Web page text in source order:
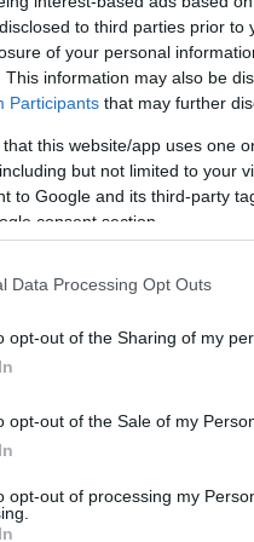
to third parties prior
of your personal
This information may also be
Participants that may further
that this website/app uses one
but not limited to your
to Google and its third-party
consent section.
Data Processing Opt Outs
opt-out of the Sharing of my
opt-out of the Sale of my
opt-out of processing my
as first-
one of the
other
vD29mkIdId